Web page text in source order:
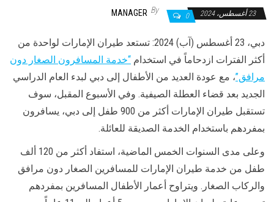
23 أغسطس، 2024 0
By
MANAGER
دبي، 23 أغسطس (آب) 2024: تستعد طيران الإمارات لواحدة من
أكثر الفترات ازدحاماً في استخدام “خدمة المسافرون الصغار دون
مرافق”، مع عودة العديد من الأطفال إلى دبي لبدء العام الدراسي
الجديد بعد قضاء العطلة الصيفية. وفي الأسبوع المقبل، سوف
تستقبل طيران الإمارات أكثر من 900 طفل إلى دبي، يسافرون
بمفردهم باستخدام الخدمة الصديقة للعائلة.
وعلى مدى السنوات الخمس الماضية، استفاد أكثر من 120 ألف
طفل من خدمة طيران الإمارات للمسافرين الصغار دون مرافق
والركاب الصغار. ويتراوح أعمار الأطفال المسافرين بمفردهم